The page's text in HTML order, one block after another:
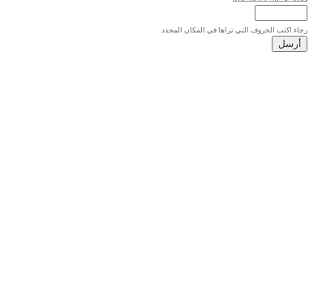
رجاء اكتب الحروف التي تراها في المكان المحدد